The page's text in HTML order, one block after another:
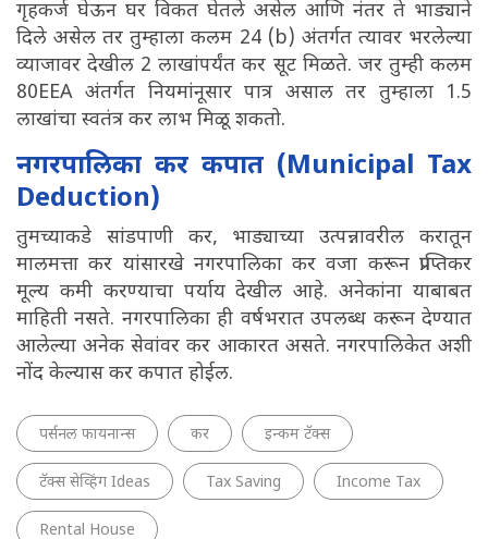
गृहकर्ज घेऊन घर विकत घेतले असेल आणि नंतर ते भाड्याने
दिले असेल तर तुम्हाला कलम 24 (b) अंतर्गत त्यावर भरलेल्या
व्याजावर देखील 2 लाखांपर्यंत कर सूट मिळते. जर तुम्ही कलम
80EEA अंतर्गत नियमांनूसार पात्र असाल तर तुम्हाला 1.5
लाखांचा स्वतंत्र कर लाभ मिळू शकतो.
नगरपालिका कर कपात (Municipal Tax
Deduction)
तुमच्याकडे सांडपाणी कर, भाड्याच्या उत्पन्नावरील करातून
मालमत्ता कर यांसारखे नगरपालिका कर वजा करून प्राप्तिकर
मूल्य कमी करण्याचा पर्याय देखील आहे. अनेकांना याबाबत
माहिती नसते. नगरपालिका ही वर्षभरात उपलब्ध करून देण्यात
आलेल्या अनेक सेवांवर कर आकारत असते. नगरपालिकेत अशी
नोंद केल्यास कर कपात होईल.
पर्सनल फायनान्स कर इन्कम टॅक्स
टॅक्स सेव्हिंग Ideas Tax Saving Income Tax
Rental House